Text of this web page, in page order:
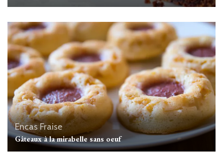
EncasFraise
Gâteaux à la mirabelle sans oeuf